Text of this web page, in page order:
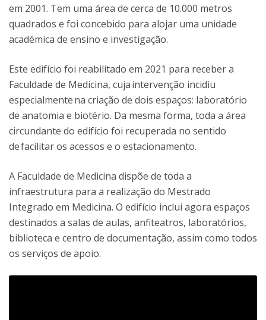
em 2001. Tem uma área de cerca de 10.000 metros
quadrados e foi concebido para alojar uma unidade
académica de ensino e investigação.
Este edifício foi reabilitado em 2021 para receber a
Faculdade de Medicina, cuja intervenção incidiu
especialmente na criação de dois espaços: laboratório
de anatomia e biotério. Da mesma forma, toda a área
circundante do edifício foi recuperada no sentido
de facilitar os acessos e o estacionamento.
A Faculdade de Medicina dispõe de toda a
infraestrutura para a realização do Mestrado
Integrado em Medicina. O edifício inclui agora espaços
destinados a salas de aulas, anfiteatros, laboratórios,
biblioteca e centro de documentação, assim como todos
os serviços de apoio.